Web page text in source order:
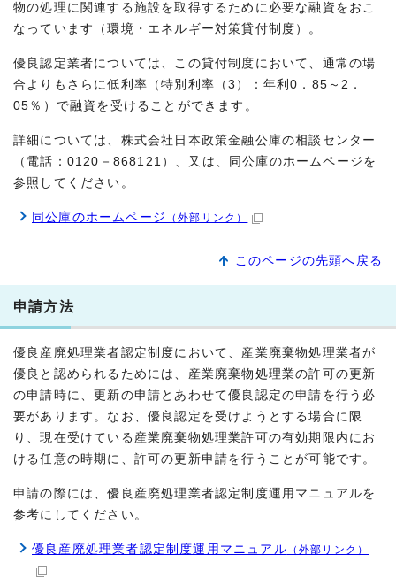
物の処理に関連する施設を取得するために必要な融資をおこ
なっています（環境・エネルギー対策貸付制度）。
優良認定業者については、この貸付制度において、通常の場
合よりもさらに低利率（特別利率（3）：年利0．85～2．
05％）で融資を受けることができます。
詳細については、株式会社日本政策金融公庫の相談センター
（電話：0120－868121）、又は、同公庫のホームページを
参照してください。
同公庫のホームページ （外部リンク）
このページの先頭へ戻る
申請方法
優良産廃処理業者認定制度において、産業廃棄物処理業者が
優良と認められるためには、産業廃棄物処理業の許可の更新
の申請時に、更新の申請とあわせて優良認定の申請を行う必
要があります。なお、優良認定を受けようとする場合に限
り、現在受けている産業廃棄物処理業許可の有効期限内にお
ける任意の時期に、許可の更新申請を行うことが可能です。
申請の際には、優良産廃処理業者認定制度運用マニュアルを
参考にしてください。
優良産廃処理業者認定制度運用マニュアル （外部リンク）